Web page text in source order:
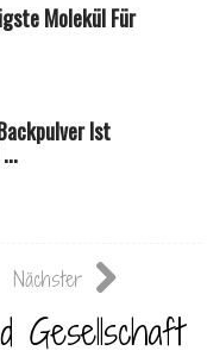
Molekül Für
Ist
Nächster
Gesellschaft